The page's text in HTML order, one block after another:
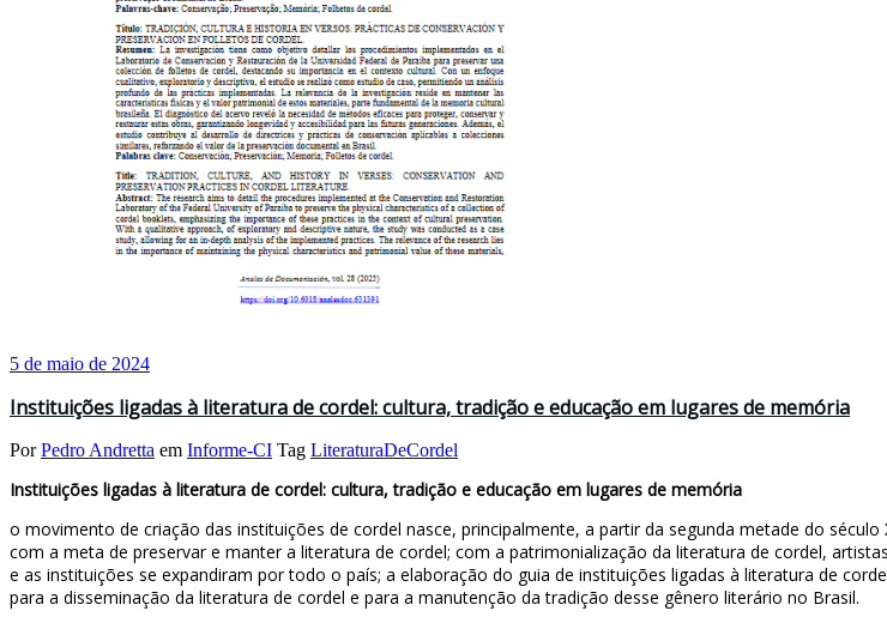
5 de maio de 2024
Instituições ligadas à literatura de cordel: cultura, tradição e educação em lugares de memória
PorPedro Andretta em Informe-CI Tag LiteraturaDeCordel
Instituições ligadas à literatura de cordel: cultura, tradição e educação em lugares de memória
o movimento de criação das instituições de cordel nasce, principalmente, a partir da segunda metade do
com a meta de preservar e manter a literatura de cordel; com a patrimonialização da literatura de cordel,
e as instituições se expandiram por todo o país; a elaboração do guia de instituições ligadas à literatura de
para a disseminação da literatura de cordel e para a manutenção da tradição desse gênero literário no Brasil.